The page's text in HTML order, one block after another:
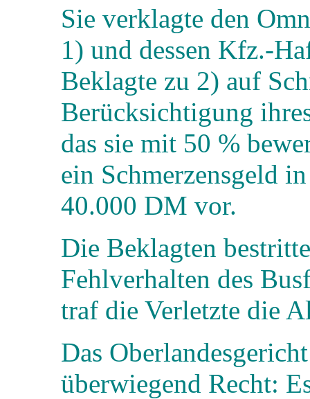
Sie verklagte den
1) und dessen Kfz.-
Beklagte zu 2) auf
Berücksichtigung
das sie mit 50 %
ein Schmerzensgeld
40.000 DM vor.
Die Beklagten
Fehlverhalten des
traf die Verletzte die
Das
überwiegend Recht: